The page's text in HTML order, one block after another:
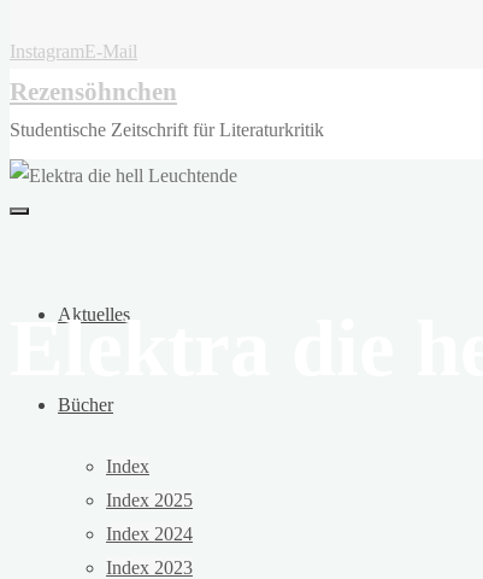
InstagramE-Mail
Rezensöhnchen
Studentische Zeitschrift für Literaturkritik
Aktuelles
Bücher
Index
Index 2025
Index 2024
Index 2023
Elektra die